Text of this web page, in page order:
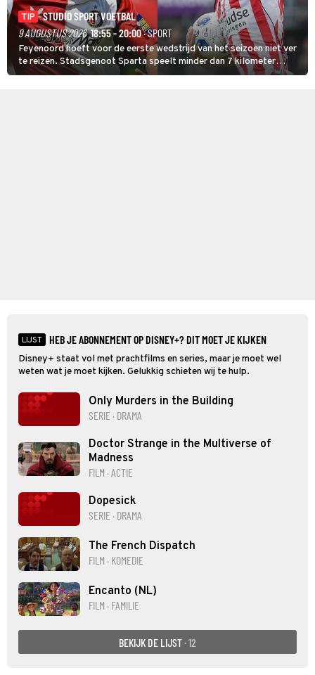
TIP
STUDIO SPORT VOETBAL
9 AUGUSTUS 2026 18:55 - 20:00· SPORT
Feyenoord hoeft voor de eerste wedstrijd van het seizoen niet ver
te reizen. Stadsgenoot Sparta speelt minder dan 7 kilometer
verderop. Feyenoord trok de Spaanse spits Nacho Ferri aan van
LIJST HEB JE ABONNEMENT OP DISNEY+? DIT MOET JE KIJKEN
Disney+ staat vol met prachtfilms en series, maar je moet wel
weten wat je moet kijken. Gelukkig schieten wij te hulp.
Only Murders in the Building
SERIE · DRAMA
Doctor Strange in the Multiverse of
Madness
FILM · ACTIE
Dopesick
SERIE · DRAMA
The French Dispatch
FILM · KOMEDIE
Encanto (NL)
FILM · FAMILIE
BEKIJK DE LIJST · 12